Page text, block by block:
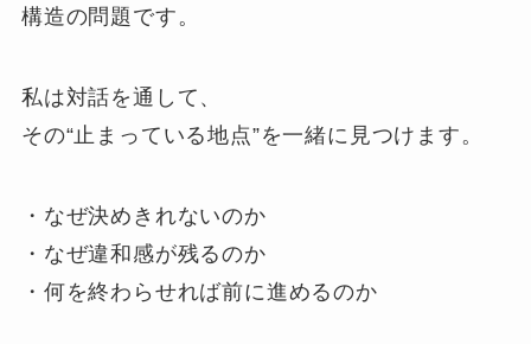
構造の問題です。
私は対話を通して、
その“止まっている地点”を一緒に見つけます。
・なぜ決めきれないのか
・なぜ違和感が残るのか
・何を終わらせれば前に進めるのか